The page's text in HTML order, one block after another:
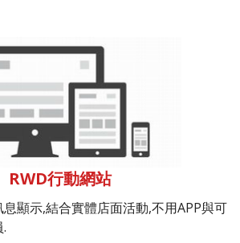
RWD行動網站
顯示,結合實體店面活動,不用APP與可